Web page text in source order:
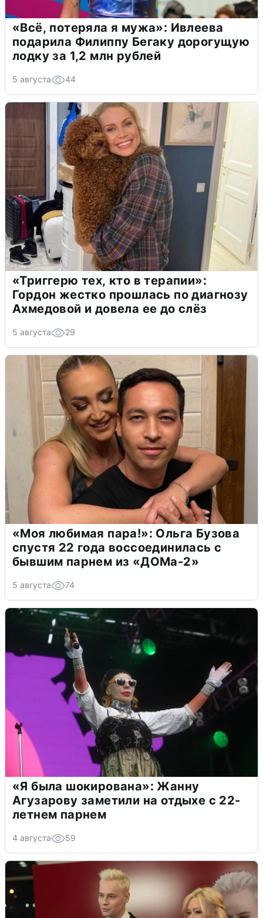
«Всё, потеряла я мужа»: Ивлеева
подарила Филиппу Бегаку дорогущую
лодку за 1,2 млн рублей
5 августа 44
«Триггерю тех, кто в терапии»:
Гордон жестко прошлась по диагнозу
Ахмедовой и довела ее до слёз
5 августа 29
«Моя любимая пара!»: Ольга Бузова
спустя 22 года воссоединилась с
бывшим парнем из «ДОМа-2»
5 августа 74
«Я была шокирована»: Жанну
Агузарову заметили на отдыхе с 22-
летнем парнем
4 августа 59